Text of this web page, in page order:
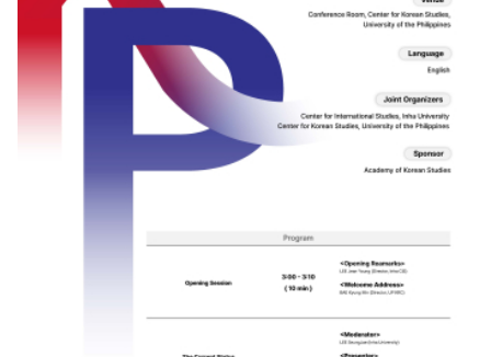
초기 한인 이민자들이 감리교를 중심으로 학교와 사회조직을 세우고, 공동체 정체성을
확립해 나간 역사적인 궤적을 생생한 사례와 함께 소개하였다. 특히 하와이의 한인 기
숙학교, 한인 여학원, 한인 기독학원 등의 구체적 사례를 통해, 이민자들의 교육정신이
단순한 지식 전달을 넘어 민족교육, 독립교육, 여성교육으로 확장되었음을 설명했다.
이덕희 소장은 이러한 교육적 전통이 오늘날 한국과 미국에서의 한국학의 발전으로 이
어졌으며, 인하대학교의 설립 이념과도 맞닿아 있음을 강조하였다. 강연에는 다수의
인하대학교 학생, 교직원, 지역 연구자들이 참석하여 높은 관심과 호응을 보였다. 학생
들은 하와이 이민사 속에 담긴 ‘교육을 통한 자립과 공동체 형성’이라는 주제에 깊이 공
성 등 다양한 질문이 이어지며 현장 분위기는 열기로 가득했다. 또한 이번 강연에서는
인하대학교 국제관계연구소가 수행 중인 K학술확산연구사업에 대한 소개와 더불어,
이를 통해 추진 중인 K-MOOC 한국학 강좌 및 국제 학술 교류 프로그램에 대한 안내
도 함께 이루어졌다. 이덕희 소장의 강연을 계기로, 학생들과 참가자들은 한국학의 세
계적 확산과 해외 한인사 연구의 접점을 보다 폭넓게 이해할 수 있었으며, 인하대학교
가 추진 중인 학문 확산의 비전과 방향성에 대해서도 큰 관심을 보였다. 이번 이덕희